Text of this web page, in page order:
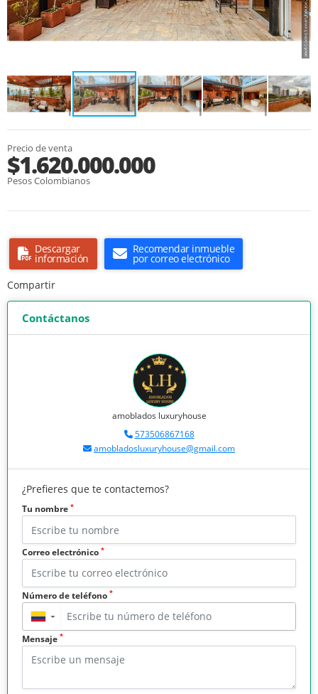
Precio de venta
$1.620.000.000
Pesos Colombianos
Descargar
información
Recomendar inmueble
por correo electrónico
Compartir
Contáctanos
amoblados luxuryhouse
573506867168
amobladosluxuryhouse@gmail.com
¿Prefieres que te contactemos?
Tu nombre *
Correo electrónico *
Número de teléfono *
▼
Mensaje *